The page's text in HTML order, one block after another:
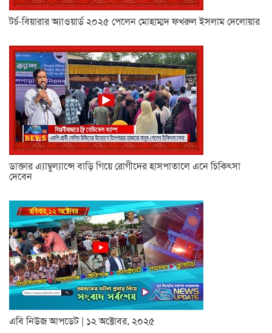
টর্চ-বিয়ারার অ্যাওয়ার্ড ২০২৫ পেলেন মোহাম্মদ ফখরুল ইসলাম দেলোয়ার
ডাক্তার এ্যাম্বুল্যান্সে বাড়ি গিয়ে রোগীদের হাসপাতালে এনে চিকিৎসা
দেবেন
এবি নিউজ আপডেট | ১২ অক্টোবর, ২০২৫